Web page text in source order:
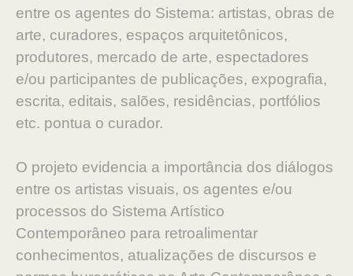
entre os agentes do Sistema: artistas, obras de
arte, curadores, espaços arquitetônicos,
produtores, mercado de arte, espectadores
e/ou participantes de publicações, expografia,
escrita, editais, salões, residências, portfólios
etc. pontua o curador.
O projeto evidencia a importância dos diálogos
entre os artistas visuais, os agentes e/ou
processos do Sistema Artístico
Contemporâneo para retroalimentar
conhecimentos, atualizações de discursos e